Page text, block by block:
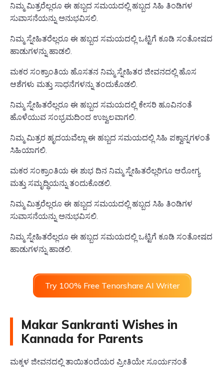
ನಿಮ್ಮ ಮಿತ್ರರೆಲ್ಲರೂ ಈ ಹಬ್ಬದ ಸಮಯದಲ್ಲಿ ಹಬ್ಬದ ಸಿಹಿ ತಿಂಡಿಗಳ
ಸುವಾಸನೆಯನ್ನು ಅನುಭವಿಸಲಿ.
ನಿಮ್ಮ ಸ್ನೇಹಿತರೆಲ್ಲರೂ ಈ ಹಬ್ಬದ ಸಮಯದಲ್ಲಿ ಒಟ್ಟಿಗೆ ಕೂಡಿ ಸಂತೋಷದ
ಹಾಡುಗಳನ್ನು ಹಾಡಲಿ.
ಮಕರ ಸಂಕ್ರಾಂತಿಯ ಹೊಸತನ ನಿಮ್ಮ ಸ್ನೇಹಿತರ ಜೀವನದಲ್ಲಿ ಹೊಸ
ಆಶೆಗಳು ಮತ್ತು ಸಾಧನೆಗಳನ್ನು ತಂದುಕೊಡಲಿ.
ನಿಮ್ಮ ಸ್ನೇಹಿತರೆಲ್ಲರೂ ಈ ಹಬ್ಬದ ಸಮಯದಲ್ಲಿ ಕೇಸರಿ ಹೂವಿನಂತೆ
ಹೊಳೆಯುವ ಸಂಭ್ರಮದಿಂದ ಉಜ್ವಲವಾಗಲಿ.
ನಿಮ್ಮ ಮಿತ್ರರ ಹೃದಯವೆಲ್ಲಾ ಈ ಹಬ್ಬದ ಸಮಯದಲ್ಲಿ ಸಿಹಿ ಪಕ್ವಾನ್ನಗಳಂತೆ
ಸಿಹಿಯಾಗಲಿ.
ಮಕರ ಸಂಕ್ರಾಂತಿಯ ಈ ಶುಭ ದಿನ ನಿಮ್ಮ ಸ್ನೇಹಿತರೆಲ್ಲರಿಗೂ ಆರೋಗ್ಯ
ಮತ್ತು ಸಮೃದ್ಧಿಯನ್ನು ತಂದುಕೊಡಲಿ.
ನಿಮ್ಮ ಮಿತ್ರರೆಲ್ಲರೂ ಈ ಹಬ್ಬದ ಸಮಯದಲ್ಲಿ ಹಬ್ಬದ ಸಿಹಿ ತಿಂಡಿಗಳ
ಸುವಾಸನೆಯನ್ನು ಅನುಭವಿಸಲಿ.
ನಿಮ್ಮ ಸ್ನೇಹಿತರೆಲ್ಲರೂ ಈ ಹಬ್ಬದ ಸಮಯದಲ್ಲಿ ಒಟ್ಟಿಗೆ ಕೂಡಿ ಸಂತೋಷದ
ಹಾಡುಗಳನ್ನು ಹಾಡಲಿ.
Try 100% Free Tenorshare AI Writer
Makar Sankranti Wishes in
Kannada for Parents
ಮಕ್ಕಳ ಜೀವನದಲ್ಲಿ ತಾಯಿತಂದೆಯರ ಪ್ರೀತಿಯೇ ಸೂರ್ಯನಂತೆ